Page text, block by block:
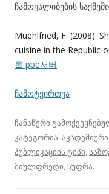
ჩამოყალიბების საქმეში
Muehlfried, F. (2008).
cuisine in the Republic
롤 pbe서버.
ჩამოტვირთვა
ჩანაწერი
კატეგორია:
პუბლიკაციის ტიპი,
მიულფრედი,სუფრა.